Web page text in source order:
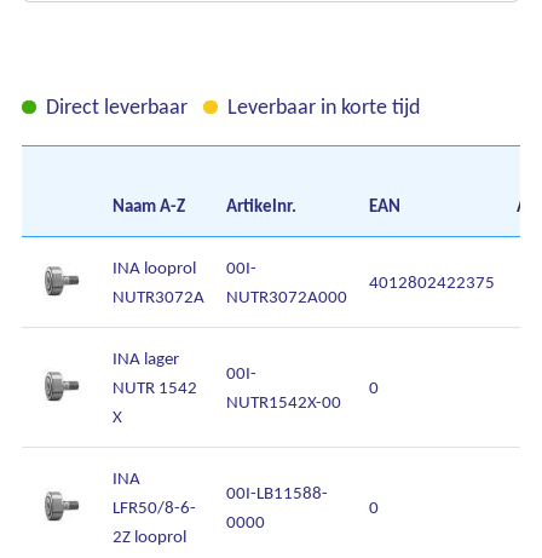
Ons assortiment
Onze diensten
Contact
Direct leverbaar Leverbaar in korte tijd
NaamA-Z Artikelnr. EAN
INA looprol
NUTR3072A
00I-
NUTR3072A000
4012802422375
INA lager
NUTR 1542
X
00I-
NUTR1542X-00
0
INA
LFR50/8-6-
2Z looprol
00I-LB11588-
0000
0